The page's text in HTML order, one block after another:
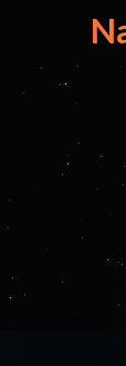
content